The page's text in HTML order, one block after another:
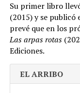
Su primer libro
(2015) y se publicó
prevé que en los
Las arpas rotas
Ediciones.
EL ARRIBO